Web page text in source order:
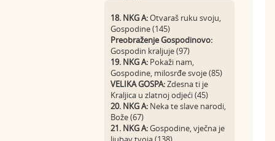
18. NKG A:Otvaraš ruku svoju,
Gospodine (145)
Preobraženje Gospodinovo:
Gospodin kraljuje (97)
19. NKG A: Pokaži nam,
Gospodine, milosrđe svoje (85)
VELIKA GOSPA:Zdesna ti je
Kraljica u zlatnoj odjeći (45)
20. NKG A: Neka te slave narodi,
Bože (67)
21. NKG A:Gospodine, vječna je